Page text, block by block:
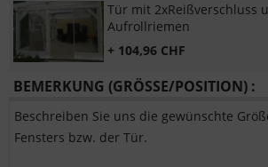
Tür mit 2xReißverschluss
Aufrollriemen
+ 104,96 CHF
BEMERKUNG (GRÖSSE/POSITION) :
Beschreiben Sie uns die gewünschte
Fensters bzw. der Tür.